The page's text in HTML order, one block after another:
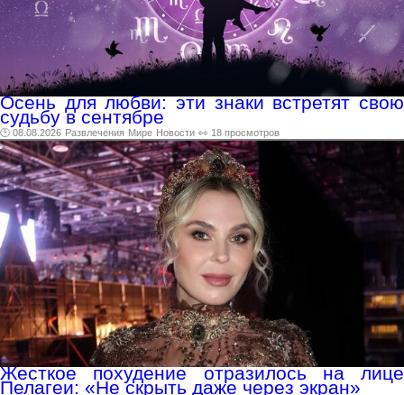
Осень для любви: эти знаки встретят свою
судьбу в сентябре
🕑 08.08.2026 Развлечения Мире Новости 👀 18 просмотров
Жесткое похудение отразилось на лице
Пелагеи: «Не скрыть даже через экран»